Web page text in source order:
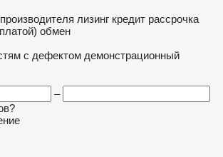
лизинг кредит рассрочка
обмен
с дефектом демонстрационный
–